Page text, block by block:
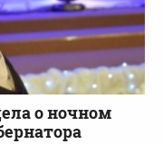
о ночном